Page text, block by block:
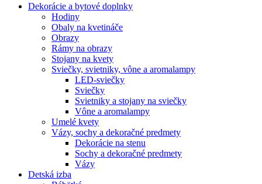
Dekorácie a bytové doplnky
Hodiny
Obaly na kvetináče
Obrazy
Rámy na obrazy
Stojany na kvety
Sviečky, svietniky, vône a aromalampy
LED-sviečky
Sviečky
Svietniky a stojany na sviečky
Vône a aromalampy
Umelé kvety
Vázy, sochy a dekoračné predmety
Dekorácie na stenu
Sochy a dekoračné predmety
Vázy
Detská izba